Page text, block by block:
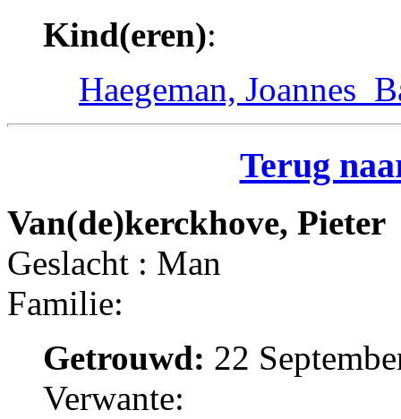
Kind(eren):
Haegeman,
Terug
Van(de)kerckhove, Pieter
Geslacht : Man
Familie:
Getrouwd: 22
Verwante: